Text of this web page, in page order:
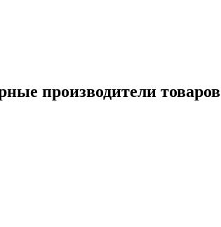
производители товаров